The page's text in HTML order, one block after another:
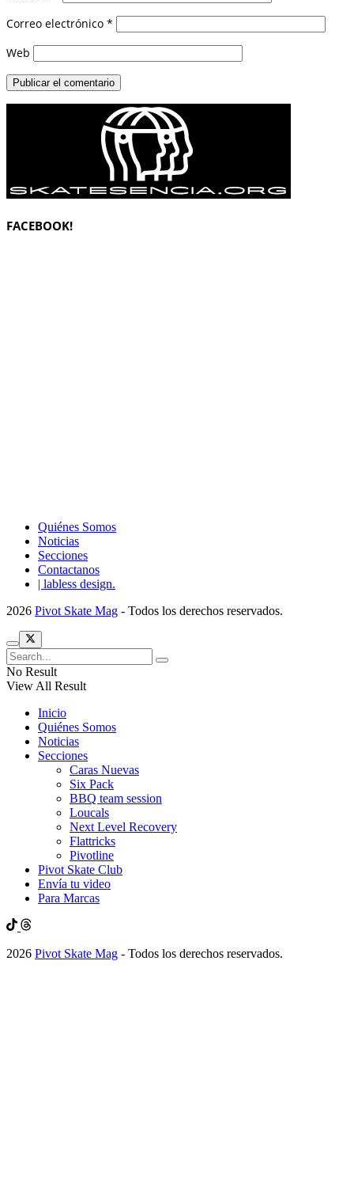
Correo electrónico *
Web
FACEBOOK!
Quiénes Somos
Noticias
Secciones
Contactanos
| labless design.
2026 Pivot Skate Mag - Todos los derechos reservados.
No Result
View All Result
Inicio
Quiénes Somos
Noticias
Secciones
Caras Nuevas
Six Pack
BBQ team session
Loucals
Next Level Recovery
Flattricks
Pivotline
Pivot Skate Club
Envía tu video
Para Marcas
2026 Pivot Skate Mag - Todos los derechos reservados.